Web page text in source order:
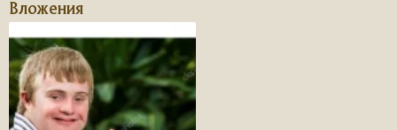
Вложения